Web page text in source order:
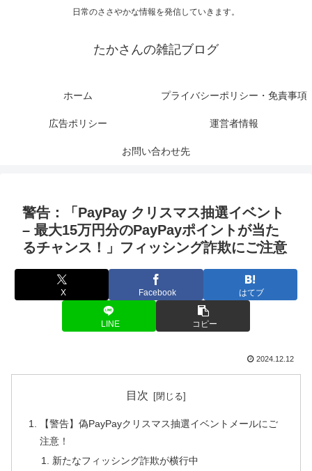
日常のささやかな情報を発信していきます。
たかさんの雑記ブログ
ホーム プライバシーポリシー・免責事項
広告ポリシー 運営者情報
お問い合わせ先
警告：「PayPay クリスマス抽選イベント
– 最大15万円分のPayPayポイントが当た
るチャンス！」フィッシング詐欺にご注意
X Facebook はてブ
LINE コピー
2024.12.12
目次
【警告】偽PayPayクリスマス抽選イベントメールにご
注意！
新たなフィッシング詐欺が横行中